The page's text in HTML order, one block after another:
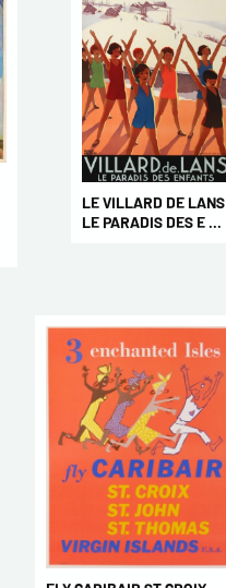
LE VILLARD DE LANS
LE PARADIS DES E ...